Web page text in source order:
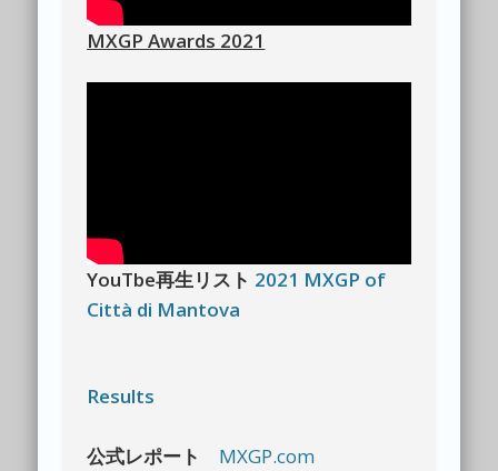
MXGP Awards 2021
YouTbe再生リスト 2021 MXGP of
Città di Mantova
Results
公式レポート
MXGP.com